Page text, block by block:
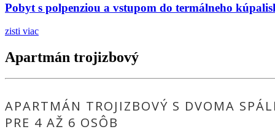
Pobyt s polpenziou a vstupom do termálneho
zisti viac
Apartmán trojizbový
APARTMÁN TROJIZBOVÝ S DVOMA
PRE 4 AŽ 6 OSÔB